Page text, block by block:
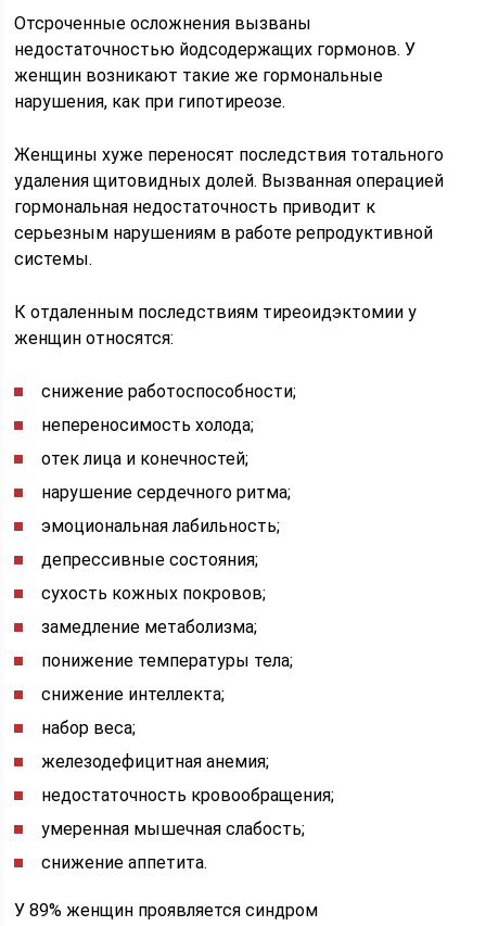
Отсроченные осложнения вызваны
недостаточностью йодсодержащих гормонов. У
женщин возникают такие же гормональные
нарушения, как при гипотиреозе.
Женщины хуже переносят последствия тотального
удаления щитовидных долей. Вызванная операцией
гормональная недостаточность приводит к
серьезным нарушениям в работе репродуктивной
системы.
К отдаленным последствиям тиреоидэктомии у
женщин относятся:
снижение работоспособности;
непереносимость холода;
отек лица и конечностей;
нарушение сердечного ритма;
эмоциональная лабильность;
депрессивные состояния;
сухость кожных покровов;
замедление метаболизма;
понижение температуры тела;
снижение интеллекта;
набор веса;
железодефицитная анемия;
недостаточность кровообращения;
умеренная мышечная слабость;
снижение аппетита.
У 89% женщин проявляется синдром